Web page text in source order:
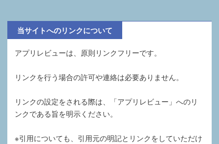
当サイトへのリンクについて
アプリレビューは、原則リンクフリーです。
リンクを行う場合の許可や連絡は必要ありません。
リンクの設定をされる際は、「アプリレビュー」へのリ
ンクである旨を明示ください。
※引用についても、引用元の明記とリンクをしていただけ